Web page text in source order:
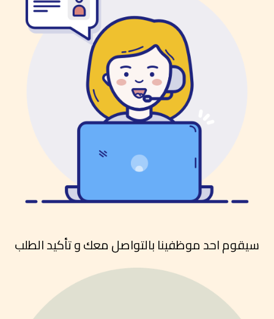
سيقوم احد موظفينا بالتواصل معك و تأكيد الطلب